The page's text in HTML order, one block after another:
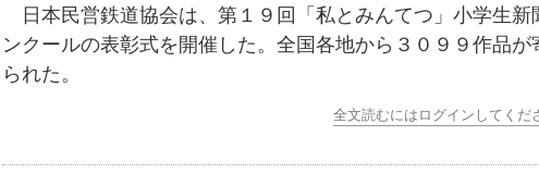
日本民営鉄道協会は、第１９回「私とみんてつ」小学生新
ンクールの表彰式を開催した。全国各地から３０９９作品が
られた。
全文読むにはログインしてくだ